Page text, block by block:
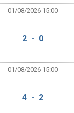
01/08/2026 15:00
2 - 0
01/08/2026 15:00
4 - 2